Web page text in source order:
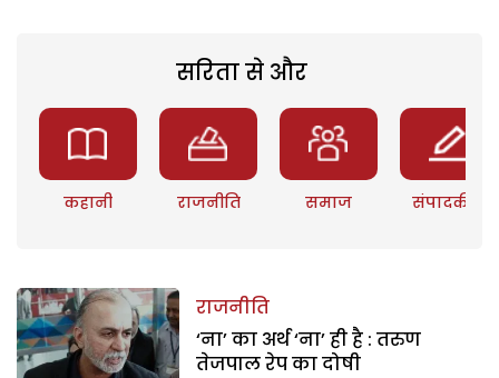
सरिता से और
कहानी राजनीति समाज संपादकीय
राजनीति
‘ना’ का अर्थ ‘ना’ ही है : तरुण
तेजपाल रेप का दोषी